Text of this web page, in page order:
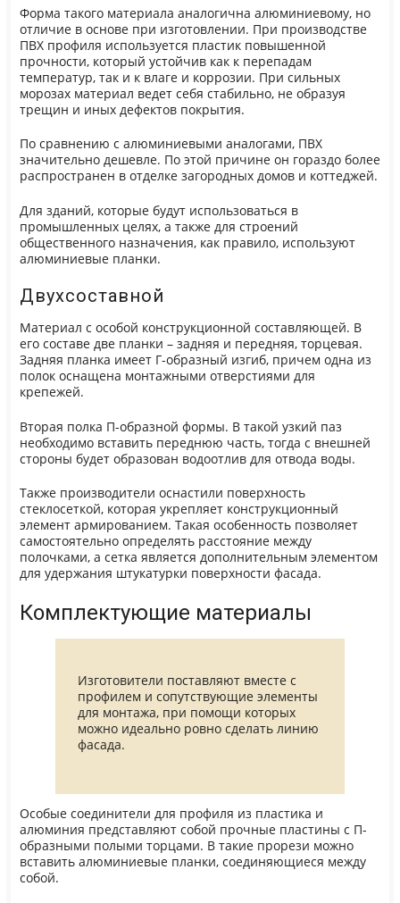
Форма такого материала аналогична алюминиевому, но
отличие в основе при изготовлении. При производстве
ПВХ профиля используется пластик повышенной
прочности, который устойчив как к перепадам
температур, так и к влаге и коррозии. При сильных
морозах материал ведет себя стабильно, не образуя
трещин и иных дефектов покрытия.
По сравнению с алюминиевыми аналогами, ПВХ
значительно дешевле. По этой причине он гораздо более
распространен в отделке загородных домов и коттеджей.
Для зданий, которые будут использоваться в
промышленных целях, а также для строений
общественного назначения, как правило, используют
алюминиевые планки.
Двухсоставной
Материал с особой конструкционной составляющей. В
его составе две планки – задняя и передняя, торцевая.
Задняя планка имеет Г-образный изгиб, причем одна из
полок оснащена монтажными отверстиями для
крепежей.
Вторая полка П-образной формы. В такой узкий паз
необходимо вставить переднюю часть, тогда с внешней
стороны будет образован водоотлив для отвода воды.
Также производители оснастили поверхность
стеклосеткой, которая укрепляет конструкционный
элемент армированием. Такая особенность позволяет
самостоятельно определять расстояние между
полочками, а сетка является дополнительным элементом
для удержания штукатурки поверхности фасада.
Комплектующие материалы
Изготовители поставляют вместе с
профилем и сопутствующие элементы
для монтажа, при помощи которых
можно идеально ровно сделать линию
фасада.
Особые соединители для профиля из пластика и
алюминия представляют собой прочные пластины с П-
образными полыми торцами. В такие прорези можно
вставить алюминиевые планки, соединяющиеся между
собой.